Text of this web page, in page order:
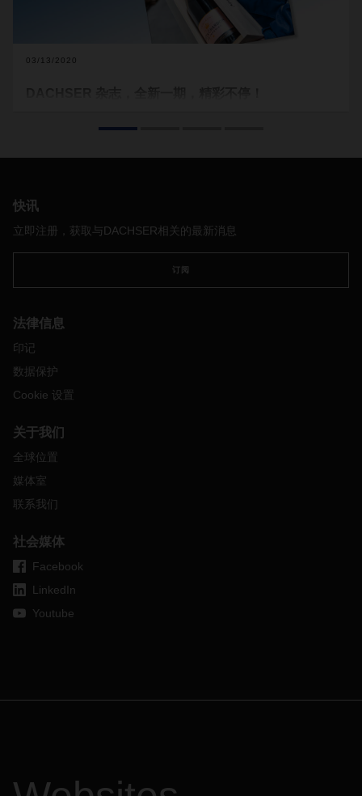
03/13/2020
快讯
立即注册，获取与DACHSER相关的最新消息
订阅
法律信息
印记
数据保护
Cookie 设置
关于我们
全球位置
媒体室
联系我们
社会媒体
Facebook
LinkedIn
Youtube